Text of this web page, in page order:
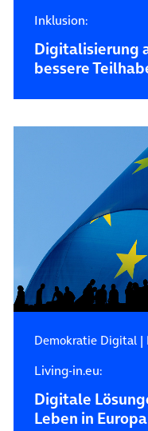
Inklusion:
Digitalisierung
bessere
Demokratie Digital|
Living-in.eu:
Digitale
Leben in Europa